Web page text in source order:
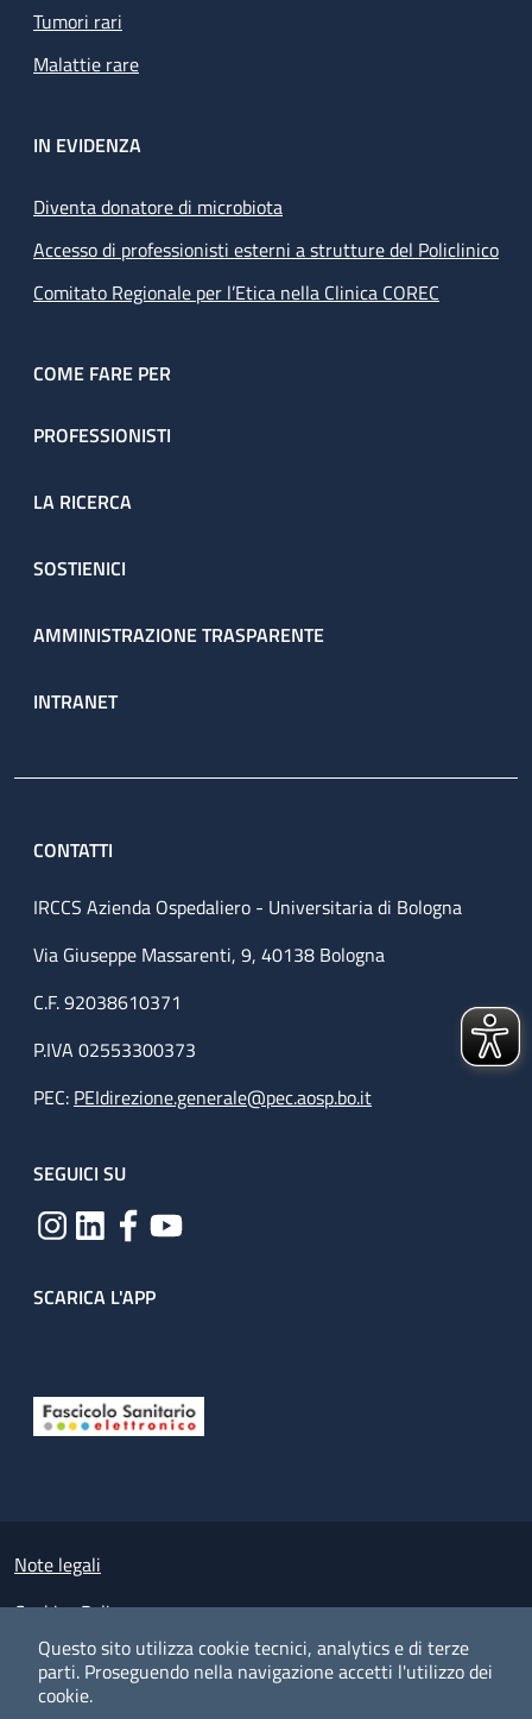
Questo sito utilizza cookie tecnici, analytics e di terze
parti. Proseguendo nella navigazione accetti l'utilizzo dei
cookie.
Tumori rari
Malattie rare
IN EVIDENZA
Diventa donatore di microbiota
Accesso di professionisti esterni a strutture del Policlinico
Comitato Regionale per l’Etica nella Clinica COREC
COME FARE PER
PROFESSIONISTI
LA RICERCA
SOSTIENICI
AMMINISTRAZIONE TRASPARENTE
INTRANET
CONTATTI
IRCCS Azienda Ospedaliero - Universitaria di Bologna
Via Giuseppe Massarenti, 9, 40138 Bologna
C.F. 92038610371
P.IVA 02553300373
PEC: PEIdirezione.generale@pec.aosp.bo.it
SEGUICI SU
SCARICA L'APP
Small prints
Note legali
Cookies Policy
Policy privacy e protezione del dato personale
Albo pretorio on-line